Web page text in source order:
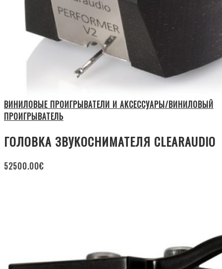
ВИНИЛОВЫЕ ПРОИГРЫВАТЕЛИ И АКСЕССУАРЫ/ВИНИЛОВЫЙ
ПРОИГРЫВАТЕЛЬ
ГОЛОВКА ЗВУКОСНИМАТЕЛЯ CLEARAUDIO
52500.00€